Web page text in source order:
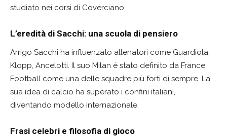
studiato nei corsi di Coverciano.
L’eredità di Sacchi: una scuola di pensiero
Arrigo Sacchi ha influenzato allenatori come Guardiola,
Klopp, Ancelotti. Il suo Milan è stato definito da France
Football come una delle squadre più forti di sempre. La
sua idea di calcio ha superato i confini italiani,
diventando modello internazionale.
Frasi celebri e filosofia di gioco